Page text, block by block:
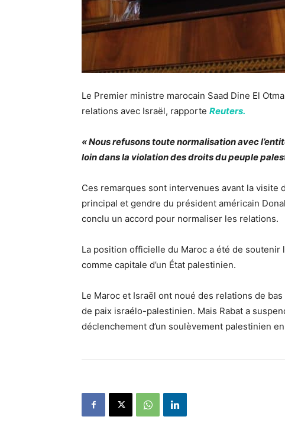
Le Premier ministre marocain Saad Dine El
relations avec Israël, rapporte Reuters.
« Nous refusons toute normalisation avec
loin dans la violation des droits du peuple
Ces remarques sont intervenues avant la visite
principal et gendre du président américain
conclu un accord pour normaliser les relations.
La position officielle du Maroc a été de
comme capitale d’un État palestinien.
Le Maroc et Israël ont noué des relations de
de paix israélo-palestinien. Mais Rabat a
déclenchement d’un soulèvement palestinien